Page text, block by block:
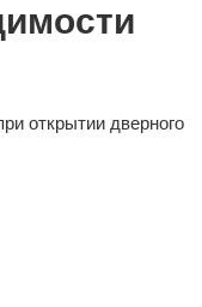
открытии дверного